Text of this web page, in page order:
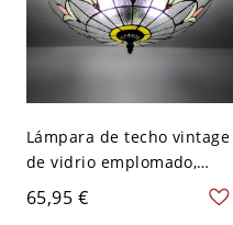
Lámpara de techo vintage
de vidrio emplomado,
plafón Art Déco artesanal
- Transparente 110 A 120
65,95 €